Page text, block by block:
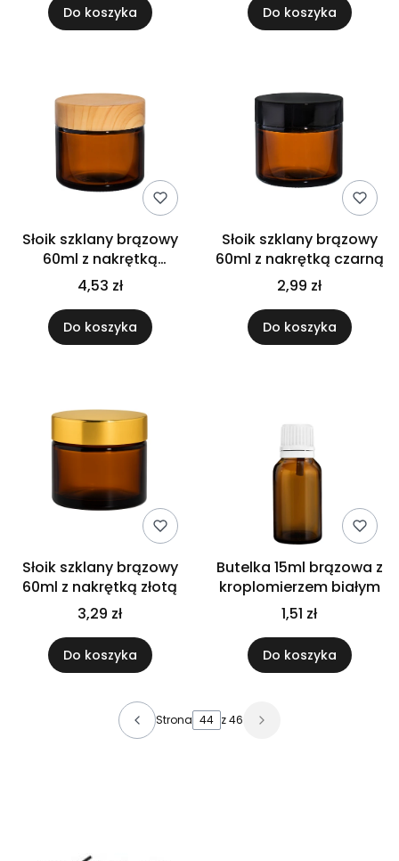
Do koszyka Do koszyka
Słoik szklany brązowy
60ml z nakrętką
bambusową PP
4,53 zł
Do koszyka
Słoik szklany brązowy
60ml z nakrętką czarną
2,99 zł
Do koszyka
Słoik szklany brązowy
60ml z nakrętką złotą
3,29 zł
Do koszyka
Butelka 15ml brązowa z
kroplomierzem białym
1,51 zł
Do koszyka
Strona z 46